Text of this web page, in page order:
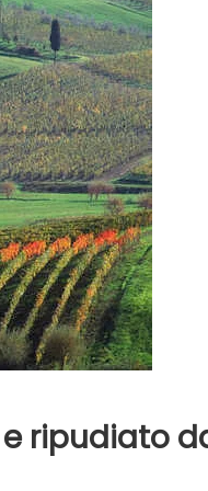
ripudiato
Informazione
al biologico italiano
Nord. Il settore è a